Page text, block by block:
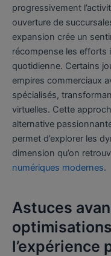
progressivement
ouverture de
expansion crée un
récompense les efforts
quotidienne. Certains
empires commerciaux
spécialisés,
virtuelles. Cette
alternative
permet d’explorer les
dimension qu’on
numériques modernes.
Astuces
l’expérience